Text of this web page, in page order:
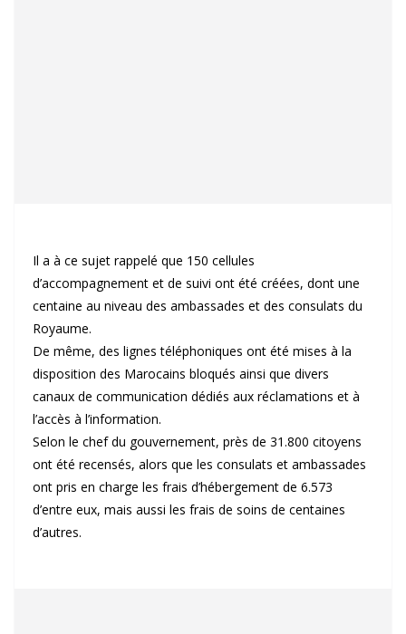
Il a à ce sujet rappelé que 150 cellules
d’accompagnement et de suivi ont été créées, dont une
centaine au niveau des ambassades et des consulats du
Royaume.
De même, des lignes téléphoniques ont été mises à la
disposition des Marocains bloqués ainsi que divers
canaux de communication dédiés aux réclamations et à
l’accès à l’information.
Selon le chef du gouvernement, près de 31.800 citoyens
ont été recensés, alors que les consulats et ambassades
ont pris en charge les frais d’hébergement de 6.573
d’entre eux, mais aussi les frais de soins de centaines
d’autres.